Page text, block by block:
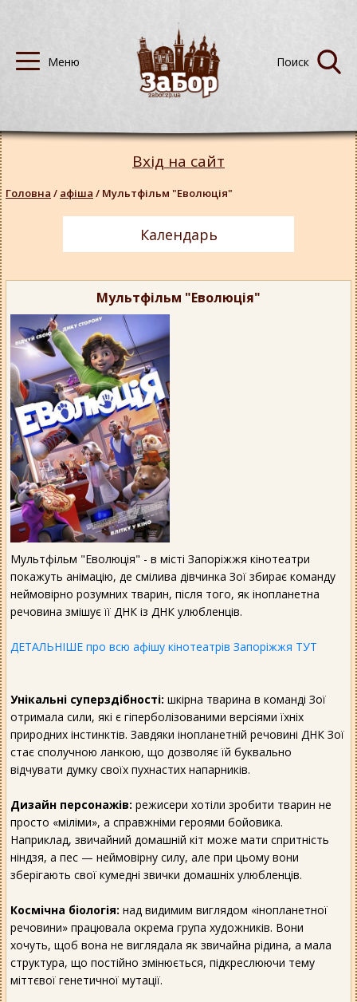
Мультфільм "Еволюція"
Мультфільм "Еволюція" - в місті Запоріжжя кінотеатри
покажуть анімацію, де смілива дівчинка Зої збирає команду
неймовірно розумних тварин, після того, як інопланетна
речовина змішує її ДНК із ДНК улюбленців.
ДЕТАЛЬНІШЕ про всю афішу кінотеатрів Запоріжжя ТУТ
Унікальні суперздібності: шкірна тварина в команді Зої
отримала сили, які є гіперболізованими версіями їхніх
природних інстинктів. Завдяки інопланетній речовині ДНК Зої
стає сполучною ланкою, що дозволяє їй буквально
відчувати думку своїх пухнастих напарників.
Дизайн персонажів: режисери хотіли зробити тварин не
просто «міліми», а справжніми героями бойовика.
Наприклад, звичайний домашній кіт може мати спритність
ніндзя, а пес — неймовірну силу, але при цьому вони
зберігають свої кумедні звички домашніх улюбленців.
Космічна біологія: над видимим виглядом «інопланетної
речовини» працювала окрема група художників. Вони
хочуть, щоб вона не виглядала як звичайна рідина, а мала
структура, що постійно змінюється, підкреслюючи тему
міттєвої генетичної мутації.
Вхід на сайт
Головна / афіша / Мультфільм "Еволюція"
Календарь